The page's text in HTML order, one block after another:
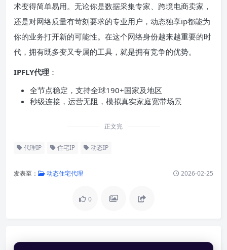
术变得简单易用。无论你是数据采集专家、跨境电商卖家，
还是对网络质量有苛刻要求的专业用户，动态独享ip都能为
你的业务打开新的可能性。在这个网络身份越来越重要的时
代，拥有既多变又专属的工具，就是拥有竞争的优势。
IPFLY代理 ：
全节点稳定，支持全球190+国家及地区
秒级连接，运营无阻，模拟真实家庭宽带场景
正文完
代理IP 住宅IP 动态IP
发表至： 动态住宅代理 2026-02-25
0